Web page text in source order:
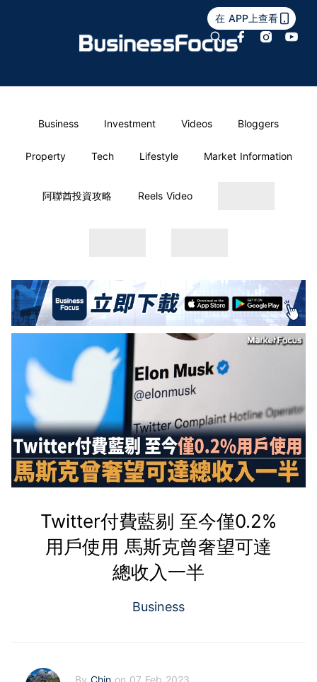
在 APP上查看
Business Investment Videos Bloggers
Property Tech Lifestyle Market Information
阿聯酋投資攻略 Reels Video
Twitter付費藍剔 至今僅0.2%
用戶使用 馬斯克曾奢望可達
總收入一半
Business
By Chin on 07 Feb 2023